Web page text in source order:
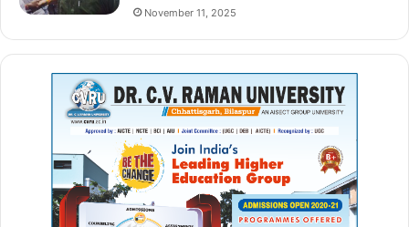
November 11, 2025